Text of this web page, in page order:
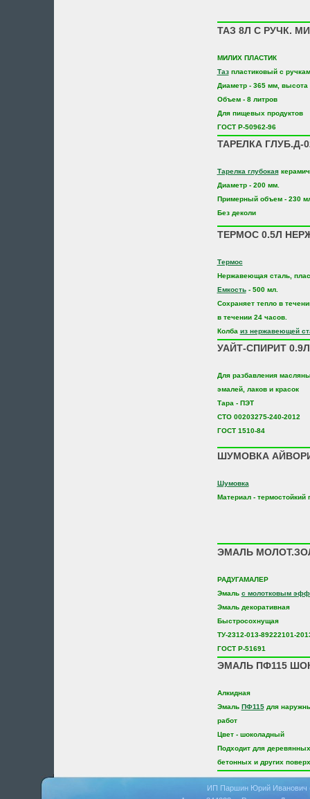
ТАЗ 8Л С РУЧК.
МИЛИХ ПЛАСТИК
Тазпластиковый с
Диаметр - 365 мм, высота
Объем - 8 литров
Для пищевых продуктов
ГОСТ Р-50962-96
ТАРЕЛКА ГЛУБ.Д-
Тарелка глубокая
Диаметр - 200 мм.
Примерный объем - 230
Без деколи
ТЕРМОС 0.5Л
Термос
Нержавеющая сталь,
Емкость- 500 мл.
Сохраняет тепло в
в течении 24 часов.
Колба из нержавеющей
УАЙТ-СПИРИТ
Для разбавления
эмалей, лаков и красок
Тара - ПЭТ
СТО 00203275-240-2012
ГОСТ 1510-84
ШУМОВКА
Шумовка
Материал - термостойкий
ЭМАЛЬ
РАДУГАМАЛЕР
Эмаль с молотковым
Эмаль декоративная
Быстросохнущая
ТУ-2312-013-89222101-
ГОСТ Р-51691
ЭМАЛЬ ПФ115
Алкидная
Эмаль ПФ115для
работ
Цвет - шоколадный
Подходит для
бетонных и других
ИП Паршин Юрий Иванович